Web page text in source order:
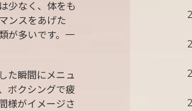
少なく、体をも
ンスをあげた
が多いです。一
た瞬間にメニュ
ボクシングで疲
様がイメージさ